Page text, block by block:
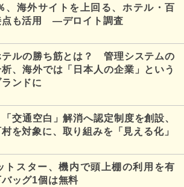
、海外サイトを上回る、ホテル・百
点も活用 ―デロイト調査
テルの勝ち筋とは？ 管理システムの
、海外では「日本人の企業」という
ンドに
交通空白」解消へ認定制度を創設、
を対象に、取り組みを「見える化」
トスター、機内で頭上棚の利用を有
ッグ1個は無料